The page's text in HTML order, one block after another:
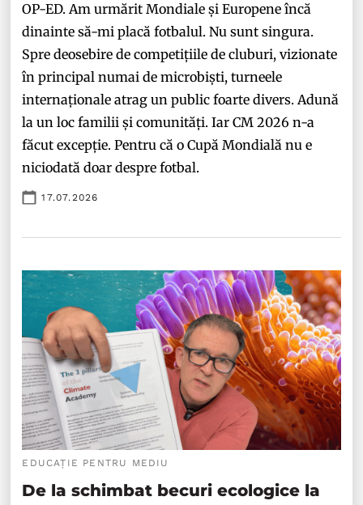
OP-ED. Am urmărit Mondiale și Europene încă
dinainte să-mi placă fotbalul. Nu sunt singura.
Spre deosebire de competițiile de cluburi, vizionate
în principal numai de microbiști, turneele
internaționale atrag un public foarte divers. Adună
la un loc familii și comunități. Iar CM 2026 n-a
făcut excepție. Pentru că o Cupă Mondială nu e
niciodată doar despre fotbal.
17.07.2026
EDUCAȚIE PENTRU MEDIU
De la schimbat becuri ecologice la